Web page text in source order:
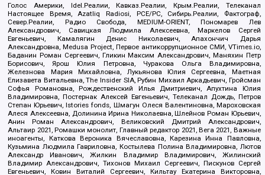
Голос Америки, Idel.Реалии, Кавказ.Реалии, Крым.Реалии, Телеканал
Настоящее Время, Azatliq Radiosi, PCE/PC, Сибирь.Реалии, Фактограф,
Север.Реалии, Радио Свобода, MEDIUM-ORIENT, Пономарев Лев
Александрович, Савицкая Людмила Алексеевна, Маркелов Сергей
Евгеньевич, Камалягин Денис Николаевич, Апахончич Дарья
Александровна, Medusa Project, Первое антикоррупционное СМИ, VTimes.io,
Баданин Роман Сергеевич, Гликин Максим Александрович, Маняхин Петр
Борисович, Ярош Юлия Петровна, Чуракова Ольга Владимировна,
Железнова Мария Михайловна, Лукьянова Юлия Сергеевна, Маетная
Елизавета Витальевна, The Insider SIA, Рубин Михаил Аркадьевич, Гройсман
Софья Романовна, Рождественский Илья Дмитриевич, Апухтина Юлия
Владимировна, Постернак Алексей Евгеньевич, Телеканал Дождь, Петров
Степан Юрьевич, Istories fonds, Шмагун Олеся Валентиновна, Мароховская
Алеся Алексеевна, Долинина Ирина Николаевна, Шлейнов Роман Юрьевич,
Анин Роман Александрович, Великовский Дмитрий Александрович,
Альтаир 2021, Ромашки монолит, Главный редактор 2021, Вега 2021, Важные
иноагенты, Каткова Вероника Вячеславовна, Карезина Инна Павловна,
Кузьмина Людмила Гавриловна, Костылева Полина Владимировна, Лютов
Александр Иванович, Жилкин Владимир Владимирович, Жилинский
Владимир Александрович, Тихонов Михаил Сергеевич, Пискунов Сергей
Евгеньевич, Ковин Виталий Сергеевич, Кильтау Екатерина Викторовна,